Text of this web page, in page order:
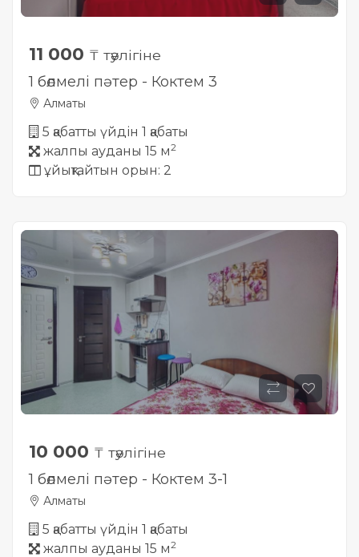
11 000 ₸ тәулігіне
1 бөлмелі пәтер - Коктем 3
Алматы
5 қабатты үйдін 1 қабаты
жалпы ауданы 15 м2
ұйықтайтын орын: 2
10 000 ₸ тәулігіне
1 бөлмелі пәтер - Коктем 3-1
Алматы
5 қабатты үйдін 1 қабаты
жалпы ауданы 15 м2